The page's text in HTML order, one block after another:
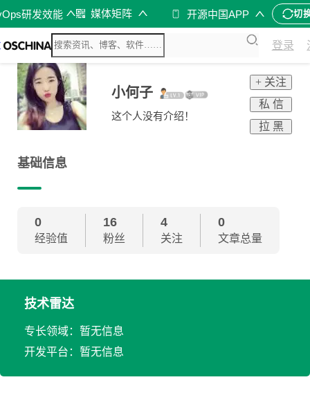
研发效能 媒体矩阵 开源中国APP 切
登录
小何子
这个人没有介绍！
+ 关注
私 信
拉 黑
基础信息
0
经验值
16
粉丝
4
关注
0
文章总量
技术雷达
专长领域：暂无信息
开发平台：暂无信息